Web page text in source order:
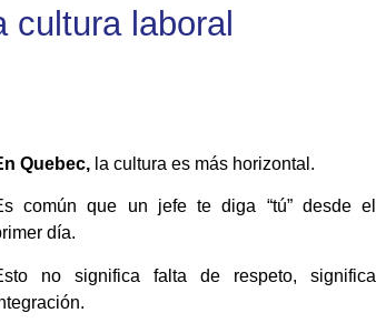
cultura laboral
Quebec, la cultura es más horizontal.
común que un jefe te diga “tú” desde el
día.
no significa falta de respeto, significa